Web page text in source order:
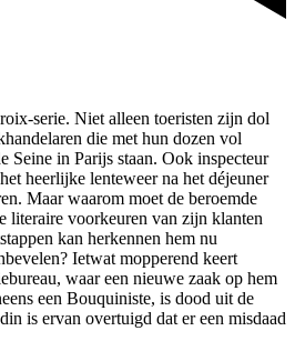
serie. Niet alleen toeristen zijn dol
die met hun dozen vol
Seine in Parijs staan. Ook inspecteur
heerlijke lenteweer na het déjeuner
Maar waarom moet de beroemde
literaire voorkeuren van zijn klanten
kan herkennen hem nu
Ietwat mopperend keert
waar een nieuwe zaak op hem
een Bouquiniste, is dood uit de
is ervan overtuigd dat er een misdaad